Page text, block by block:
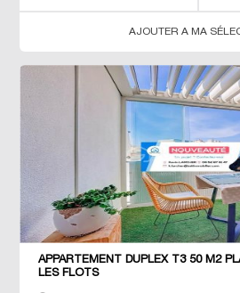
AJOUTER A MA
APPARTEMENT DUPLEX T3 50 M2
LES FLOTS